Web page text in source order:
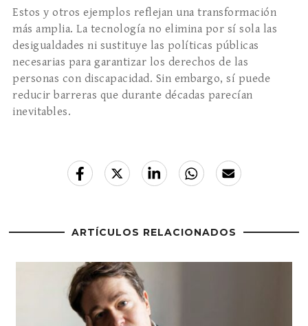
Estos y otros ejemplos reflejan una transformación
más amplia. La tecnología no elimina por sí sola las
desigualdades ni sustituye las políticas públicas
necesarias para garantizar los derechos de las
personas con discapacidad. Sin embargo, sí puede
reducir barreras que durante décadas parecían
inevitables.
ARTÍCULOS RELACIONADOS